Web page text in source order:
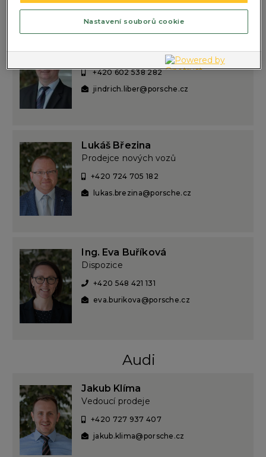
Prodejce nových vozů
+420 602 538 282
jindrich.liber@porsche.cz
Lukáš Březina
Prodejce nových vozů
+420 724 705 182
lukas.brezina@porsche.cz
Ing. Eva Buříková
Dispozice
+420 548 421 131
eva.burikova@porsche.cz
Audi
Jakub Klíma
Vedoucí prodeje
+420 727 937 407
jakub.klima@porsche.cz
Nastavení souborů cookie